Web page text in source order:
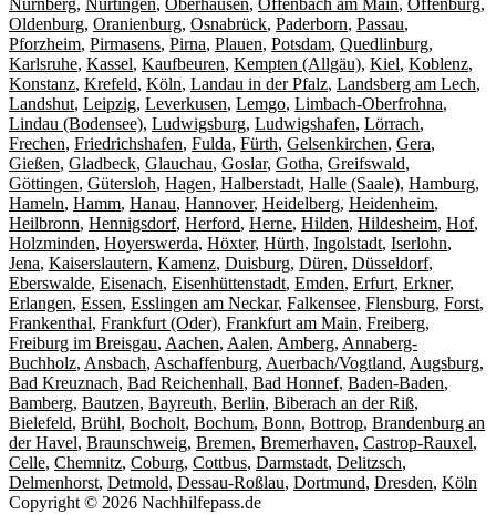
Nürnberg, Nürtingen, Oberhausen, Offenbach am Main, Offenburg,
Oldenburg, Oranienburg, Osnabrück, Paderborn, Passau,
Pforzheim, Pirmasens, Pirna, Plauen, Potsdam, Quedlinburg,
Karlsruhe, Kassel, Kaufbeuren, Kempten (Allgäu), Kiel, Koblenz,
Konstanz, Krefeld, Köln, Landau in der Pfalz, Landsberg am Lech,
Landshut, Leipzig, Leverkusen, Lemgo, Limbach-Oberfrohna,
Lindau (Bodensee), Ludwigsburg, Ludwigshafen, Lörrach,
Frechen, Friedrichshafen, Fulda, Fürth, Gelsenkirchen, Gera,
Gießen, Gladbeck, Glauchau, Goslar, Gotha, Greifswald,
Göttingen, Gütersloh, Hagen, Halberstadt, Halle (Saale), Hamburg,
Hameln, Hamm, Hanau, Hannover, Heidelberg, Heidenheim,
Heilbronn, Hennigsdorf, Herford, Herne, Hilden, Hildesheim, Hof,
Holzminden, Hoyerswerda, Höxter, Hürth, Ingolstadt, Iserlohn,
Jena, Kaiserslautern, Kamenz, Duisburg, Düren, Düsseldorf,
Eberswalde, Eisenach, Eisenhüttenstadt, Emden, Erfurt, Erkner,
Erlangen, Essen, Esslingen am Neckar, Falkensee, Flensburg, Forst,
Frankenthal, Frankfurt (Oder), Frankfurt am Main, Freiberg,
Freiburg im Breisgau, Aachen, Aalen, Amberg, Annaberg-
Buchholz, Ansbach, Aschaffenburg, Auerbach/Vogtland, Augsburg,
Bad Kreuznach, Bad Reichenhall, Bad Honnef, Baden-Baden,
Bamberg, Bautzen, Bayreuth, Berlin, Biberach an der Riß,
Bielefeld, Brühl, Bocholt, Bochum, Bonn, Bottrop, Brandenburg an
der Havel, Braunschweig, Bremen, Bremerhaven, Castrop-Rauxel,
Celle, Chemnitz, Coburg, Cottbus, Darmstadt, Delitzsch,
Delmenhorst, Detmold, Dessau-Roßlau, Dortmund, Dresden, Köln
Copyright © 2026 Nachhilfepass.de